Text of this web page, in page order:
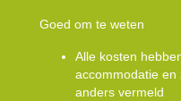
Goed om te weten
Alle kosten
accommodatie en
anders vermeld